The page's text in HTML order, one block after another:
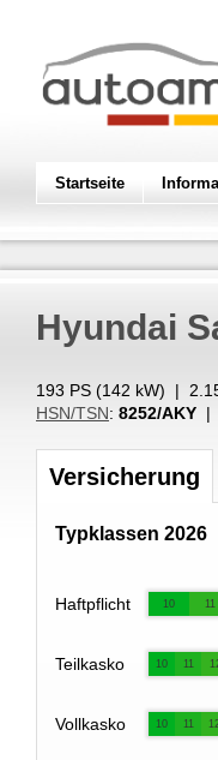
Startseite
Hyundai
193 PS (142 kW) |
HSN/TSN: 8252/AKY |
Versicherung
Typklassen 2026
Haftpflicht 10 11
Teilkasko 10 11
Vollkasko 10 11